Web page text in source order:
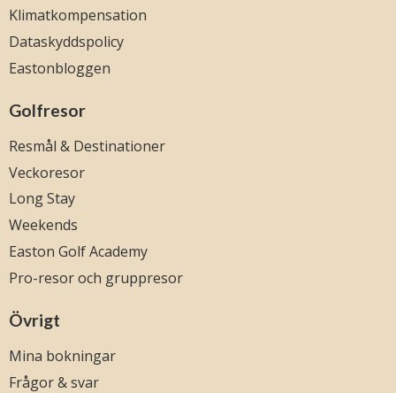
Klimatkompensation
Dataskyddspolicy
Eastonbloggen
Golfresor
Resmål & Destinationer
Veckoresor
Long Stay
Weekends
Easton Golf Academy
Pro-resor och gruppresor
Övrigt
Mina bokningar
Frågor & svar